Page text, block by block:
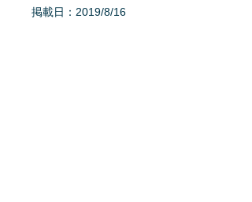
掲載日：2019/8/16